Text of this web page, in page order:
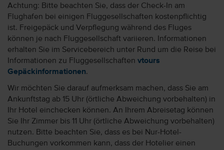
Achtung: Bitte beachten Sie, dass der Check-In am
Flughafen bei einigen Fluggesellschaften kostenpflichtig
ist. Freigepäck und Verpflegung während des Fluges
können je nach Fluggesellschaft variieren. Informationen
erhalten Sie im Servicebereich unter Rund um die Reise bei
Informationen zu Fluggesellschaften vtours
Gepäckinformationen.
Wir möchten Sie darauf aufmerksam machen, dass Sie am
Ankunftstag ab 15 Uhr (örtliche Abweichung vorbehalten) in
Ihr Hotel einchecken können. An Ihrem Abreisetag können
Sie Ihr Zimmer bis 11 Uhr (örtliche Abweichung vorbehalten)
nutzen. Bitte beachten Sie, dass es bei Nur-Hotel-
Buchungen vorkommen kann, dass der Hotelier einen